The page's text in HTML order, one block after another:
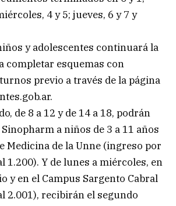
4 y 5; jueves, 6 y 7 y
y adolescentes continuará la
completar esquemas con
previo a través de la página
de 8 a 12 y de 14 a 18, podrán
a niños de 3 a 11 años
Medicina de la Unne (ingreso por
1.200). Y de lunes a miércoles, en
y en el Campus Sargento Cabral
2.001), recibirán el segundo